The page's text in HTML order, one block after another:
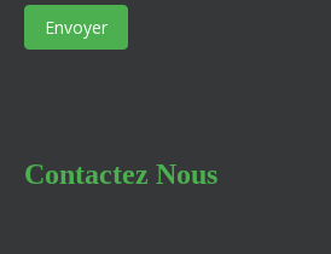
Contactez Nous